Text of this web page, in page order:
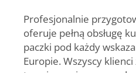
Profesjonalnie
oferuje pełną obsługę
paczki pod każdy
Europie. Wszyscy